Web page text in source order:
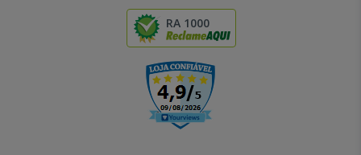
RA 1000